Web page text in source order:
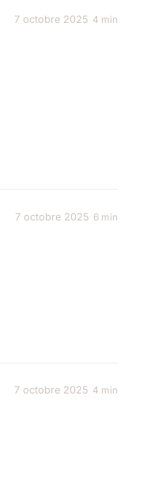
7 octobre 2025 4 min
7 octobre 2025 6 min
7 octobre 2025 4 min